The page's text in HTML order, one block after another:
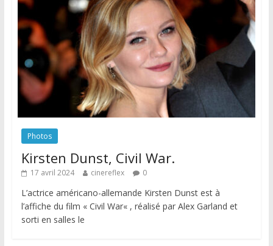
Photos
Kirsten Dunst, Civil War.
17 avril 2024 cinereflex 0
L’actrice américano-allemande Kirsten Dunst est à
l’affiche du film « Civil War« , réalisé par Alex Garland et
sorti en salles le